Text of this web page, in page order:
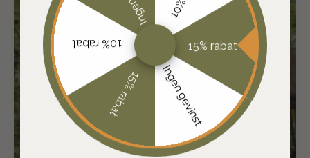
JAFI er en del af Jaguargruppen, som
er Skandinaviens største frivillige
kæde inden for jagt og friluftsliv med
butikker i både Danmark og Sverige.
Sammen produktudvikler og udvælger
vi de bedste varer, som du kan få stor
15% rabat
Ingen gevinst
15% rabat
10% rabat